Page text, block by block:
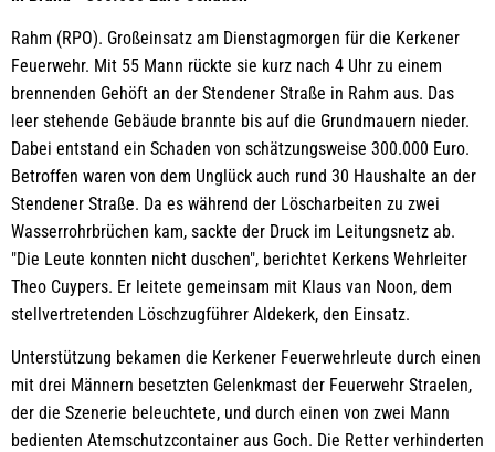
Rahm (RPO). Großeinsatz am Dienstagmorgen für die Kerkener
Feuerwehr. Mit 55 Mann rückte sie kurz nach 4 Uhr zu einem
brennenden Gehöft an der Stendener Straße in Rahm aus. Das
leer stehende Gebäude brannte bis auf die Grundmauern nieder.
Dabei entstand ein Schaden von schätzungsweise 300.000 Euro.
Betroffen waren von dem Unglück auch rund 30 Haushalte an der
Stendener Straße. Da es während der Löscharbeiten zu zwei
Wasserrohrbrüchen kam, sackte der Druck im Leitungsnetz ab.
"Die Leute konnten nicht duschen", berichtet Kerkens Wehrleiter
Theo Cuypers. Er leitete gemeinsam mit Klaus van Noon, dem
stellvertretenden Löschzugführer Aldekerk, den Einsatz.
Unterstützung bekamen die Kerkener Feuerwehrleute durch einen
mit drei Männern besetzten Gelenkmast der Feuerwehr Straelen,
der die Szenerie beleuchtete, und durch einen von zwei Mann
bedienten Atemschutzcontainer aus Goch. Die Retter verhinderten